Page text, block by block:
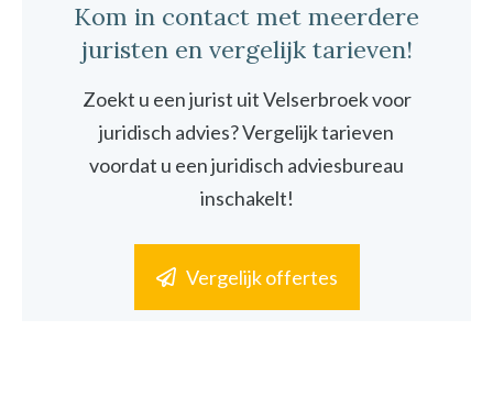
Kom in contact met meerdere
juristen en vergelijk tarieven!
Zoekt u een jurist uit Velserbroek voor
juridisch advies? Vergelijk tarieven
voordat u een juridisch adviesbureau
inschakelt!
Vergelijk offertes